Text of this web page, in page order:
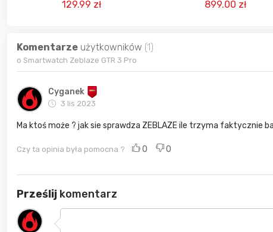
129.99 zł
2024
899.00 zł
Komentarze użytkowników (1)
o Smartwatch Zeblaze GTR 3 Pro
Cyganek
3 lis 2023
Ma ktoś może ? jak sie sprawdza ZEBLAZE ile trzyma faktycznie
Czy ta opinia była pomocna ? 0 0
Prześlij komentarz